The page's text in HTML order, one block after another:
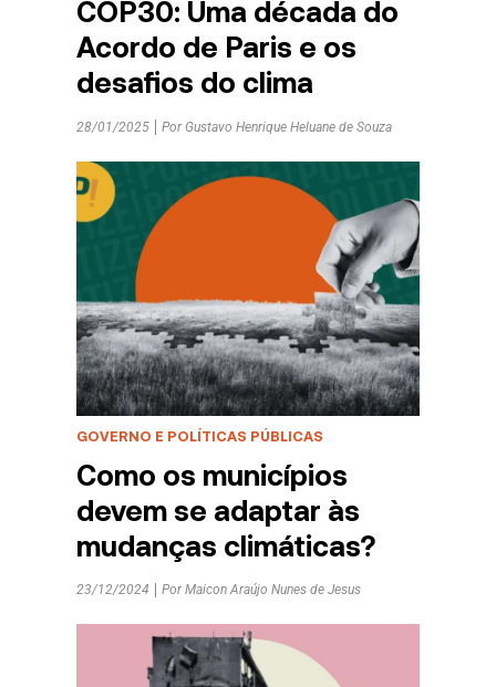
COP30: Uma década do
Acordo de Paris e os
desafios do clima
28/01/2025 Por Gustavo Henrique Heluane de Souza
GOVERNO E POLÍTICAS PÚBLICAS
Como os municípios
devem se adaptar às
mudanças climáticas?
23/12/2024 Por Maicon Araújo Nunes de Jesus